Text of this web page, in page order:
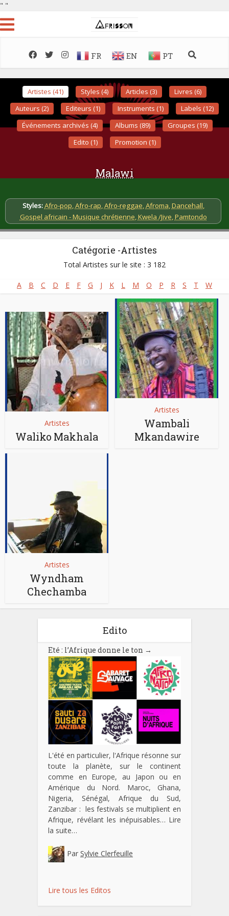
" "
FR EN PT
Artistes (41) Styles (4) Articles (3)
Livres (6)
Auteurs (2)
Editeurs (1) Instruments (1)
Labels (12)
Événements archivés (4)
Albums (89)
Groupes (19)
Edito (1)
Promotion (1)
Malawi
Styles:Afro-pop,Afro-rap,Afro-reggae,Afroma,Dancehall,
Gospel africain - Musique chrétienne,Kwela /Jive,Pamtondo
Catégorie -Artistes
Total Artistes sur le site : 3 182
A B C D E F G J K L M O P R S T W
Artistes
Waliko Makhala
Artistes
Wambali
Mkandawire
Artistes
Wyndham
Chechamba
Edito
Eté : l’Afrique donne le ton →
L'été en particulier, l'Afrique résonne sur
toute la planète, sur le continent
comme en Europe, au Japon ou en
Amérique du Nord. Maroc, Ghana,
Nigeria, Sénégal, Afrique du Sud,
Zanzibar : les festivals se multiplient en
Afrique, révélant les inépuisables… Lire
la suite…
Par Sylvie Clerfeuille
Lire tous les Editos